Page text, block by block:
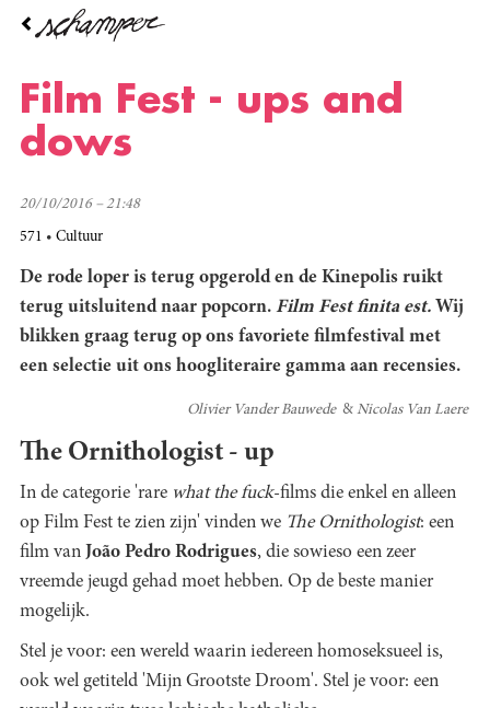
Overslaan
inhoud
Film Fest - ups and
dows
20/10/2016 – 21:48
571 Cultuur
De rode loper is terug opgerold en de Kinepolis ruikt
terug uitsluitend naar popcorn. Film Fest finita est. Wij
blikken graag terug op ons favoriete filmfestival met
een selectie uit ons hoogliteraire gamma aan recensies.
Olivier Vander Bauwede Nicolas Van Laere
The Ornithologist - up
In de categorie 'rare what the fuck-films die enkel en alleen
op Film Fest te zien zijn' vinden we The Ornithologist: een
film van João Pedro Rodrigues, die sowieso een zeer
vreemde jeugd gehad moet hebben. Op de beste manier
mogelijk.
Stel je voor: een wereld waarin iedereen homoseksueel is,
ook wel getiteld 'Mijn Grootste Droom'. Stel je voor: een